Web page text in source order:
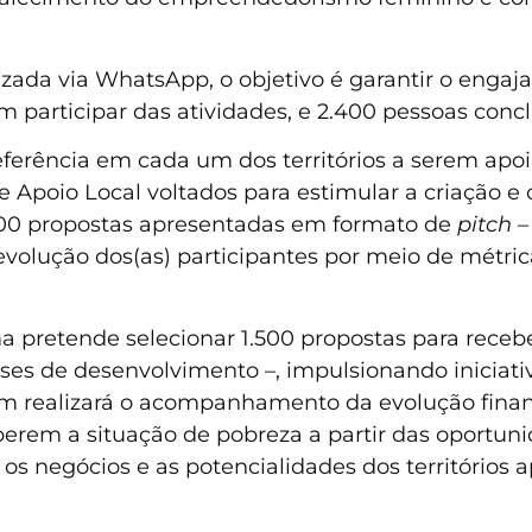
via WhatsApp, o objetivo é garantir o
participar das atividades, e 2.400 pessoas
em cada um dos territórios a serem
Apoio Local voltados para estimular a criação
propostas apresentadas em formato de pitch
dos(as) participantes por meio de
pretende selecionar 1.500 propostas para
de desenvolvimento –, impulsionando
realizará o acompanhamento da evolução
a situação de pobreza a partir das
negócios e as potencialidades dos territórios